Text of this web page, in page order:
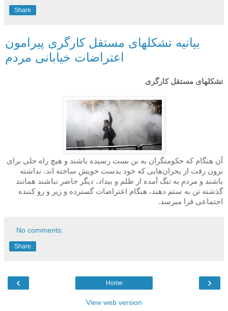
Share
بیانیه تشکلهای مستقل کارگری پیرامون
اعتراضات خیابانی مردم
تشکلهای مستقل کارگری
آن هنگام که حکومتگران به بن بست رسیده باشند و هیچ راه حلی برای
برون رفت از بحران‌هایی که خود بدست خویش ساخته اند، نداشته
باشند و مردمِ به تنگ آمده از ظلم و بیداد، دیگر حاضر نباشند همانند
گذشته تن به ستم دهند، هنگام اعتراضات گسترده‌ و زیر و رو کننده
اجتماعی فرا میرسد.
No comments:
Share
‹ ›
Home
View web version